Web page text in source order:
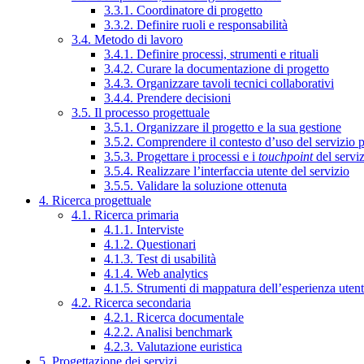
3.3.1. Coordinatore di progetto
3.3.2. Definire ruoli e responsabilità
3.4. Metodo di lavoro
3.4.1. Definire processi, strumenti e rituali
3.4.2. Curare la documentazione di progetto
3.4.3. Organizzare tavoli tecnici collaborativi
3.4.4. Prendere decisioni
3.5. Il processo progettuale
3.5.1. Organizzare il progetto e la sua gestione
3.5.2. Comprendere il contesto d’uso del servizio
3.5.3. Progettare i processi e i touchpointdel
3.5.4. Realizzare l’interfaccia utente del servizio
3.5.5. Validare la soluzione ottenuta
4. Ricerca progettuale
4.1. Ricerca primaria
4.1.1. Interviste
4.1.2. Questionari
4.1.3. Test di usabilità
4.1.4. Web analytics
4.1.5. Strumenti di mappatura dell’esperienza
4.2. Ricerca secondaria
4.2.1. Ricerca documentale
4.2.2. Analisi benchmark
4.2.3. Valutazione euristica
5. Progettazione dei servizi